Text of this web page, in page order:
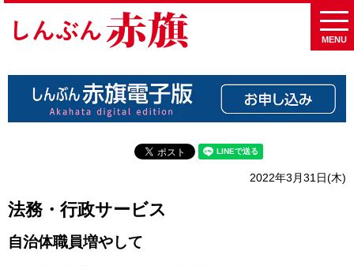
MENU
2022年3月31日(木)
法務・行政サービス
自治体職員増やして